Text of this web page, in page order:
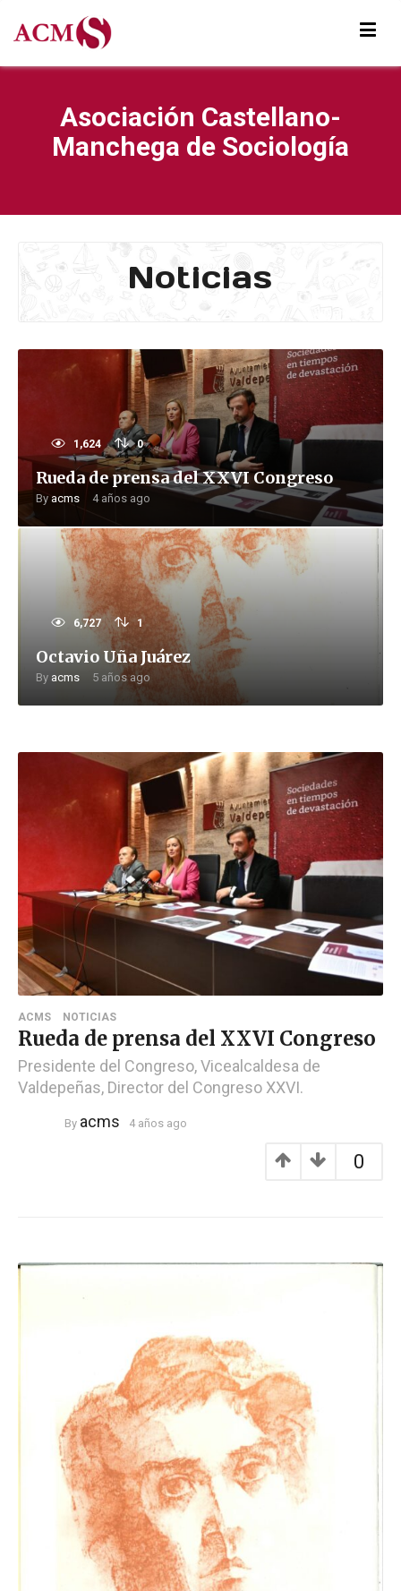
Asociación Castellano-
Manchega de Sociología
Noticias
1,624 0
Rueda de prensa del XXVI Congreso
Byacms 4 años ago
6,727 1
Octavio Uña Juárez
By acms 5 años ago
ACMS NOTICIAS
Rueda de prensa del XXVI Congreso
Presidente del Congreso, Vicealcaldesa de
Valdepeñas, Director del Congreso XXVI.
By acms 4 años ago
0